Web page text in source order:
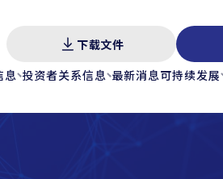
息 投资者关系信息 最新消息可持续发展
下载文件